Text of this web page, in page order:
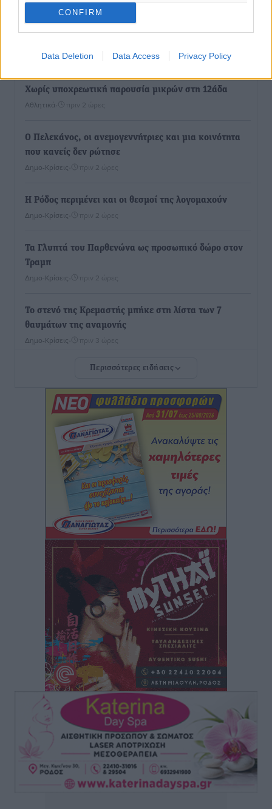
CONFIRM
Data Deletion Data Access Privacy Policy
Τοπικές Ειδήσεις• πριν 2 ώρες
Χωρίς υποχρεωτική παρουσία μικρών στη 12άδα
Αθλητικά πριν 2 ώρες
Ο Πελεκάνος, οι ανεμογεννήτριες και μια κοινότητα
που κανείς δεν ρώτησε
Δημο-Κρίσεις πριν 2 ώρες
Η Ρόδος περιμένει και οι θεσμοί της λογομαχούν
Δημο-Κρίσεις πριν 2 ώρες
Τα Γλυπτά του Παρθενώνα ως προσωπικό δώρο στον
Τραμπ
Δημο-Κρίσεις πριν 2 ώρες
Το στενό της Κρεμαστής μπήκε στη λίστα των 7
θαυμάτων της αναμονής
Δημο-Κρίσεις πριν 3 ώρες
ΣΕΤΕ: Σημαντική θεσμική εξέλιξη η ΚΥΑ για το ΕΧΠ
για τον τουρισμό
• πριν 3 ώρες
Γ. Χατζημάρκος: “Δύο μεγάλες δεσμεύσεις
Γεωργιάδη” – Κίνητρα για τους γιατρούς των νησιών
και συνεργασία Ρόδου με το Αττικόν για το
Ακτινοθεραπευτικό
Τοπικές Ειδήσεις πριν 3 ώρες
Σούπερ μάρκετ: Διευρύνεται η εθνική πρωτοβουλία
για τις τιμές – Eρχονται νέες συμμετοχές εταιρειών
πριν 3 ώρες
Συνελήφθησαν έξι άτομα για ηχορύπανση από
καταστήματα στο Νότιο Αιγαίο
Τοπικές Ειδήσεις πριν 3 ώρες
15 Αυγούστου 2026: Πώς θα πληρωθούν όσοι
εργαστούν την αργία – Τι ισχύει για πενθήμερο,
εξαήμερο και άδειες
Ειδήσεις πριν 3 ώρες
Πλούσιο πολιτιστικό πρόγραμμα τον Αύγουστο από
τον Δήμο Ρόδου
Πολιτιστικά πριν 3 ώρες
Βασίλης Υψηλάντης: Ξεμπλοκάρει η έκδοση και
Περισσότερες ειδήσεις